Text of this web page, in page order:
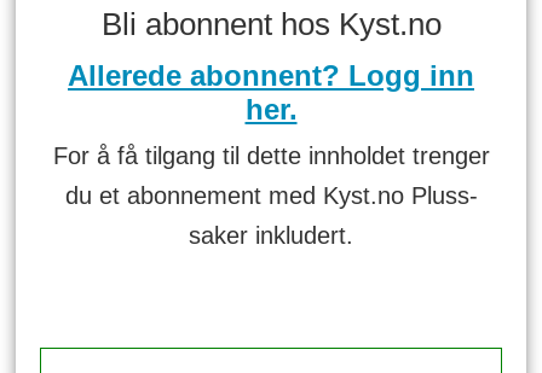
Bli abonnent hos Kyst.no
Allerede abonnent? Logg inn
her.
For å få tilgang til dette innholdet trenger
du et abonnement med Kyst.no Pluss-
saker inkludert.